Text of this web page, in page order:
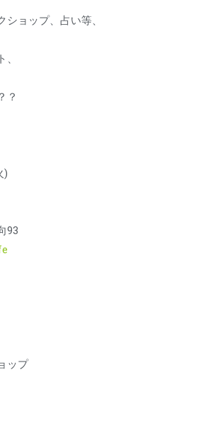
ョップ、占い等、
？
)
93
ップ